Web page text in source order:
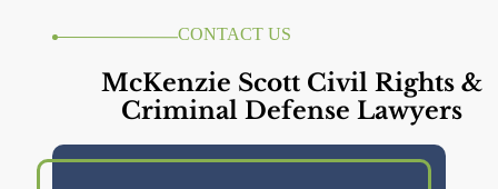
CONTACT US
McKenzie Scott Civil Rights &
Criminal Defense Lawyers